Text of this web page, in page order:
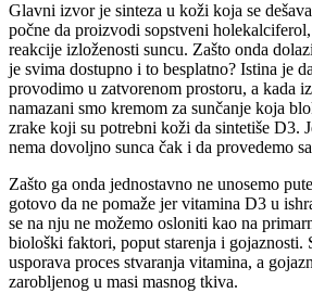
Glavni izvor je sinteza u koži koja se
počne da proizvodi sopstveni
reakcije izloženosti suncu. Zašto onda
je svima dostupno i to besplatno? Istina je
provodimo u zatvorenom prostoru, a kada
namazani smo kremom za sunčanje koja
zrake koji su potrebni koži da sintetiše D3.
nema dovoljno sunca čak i da provedemo
Zašto ga onda jednostavno ne unosemo
gotovo da ne pomaže jer vitamina D3 u
se na nju ne možemo osloniti kao na
biološki faktori, poput starenja i gojaznosti.
usporava proces stvaranja vitamina, a
zarobljenog u masi masnog tkiva.